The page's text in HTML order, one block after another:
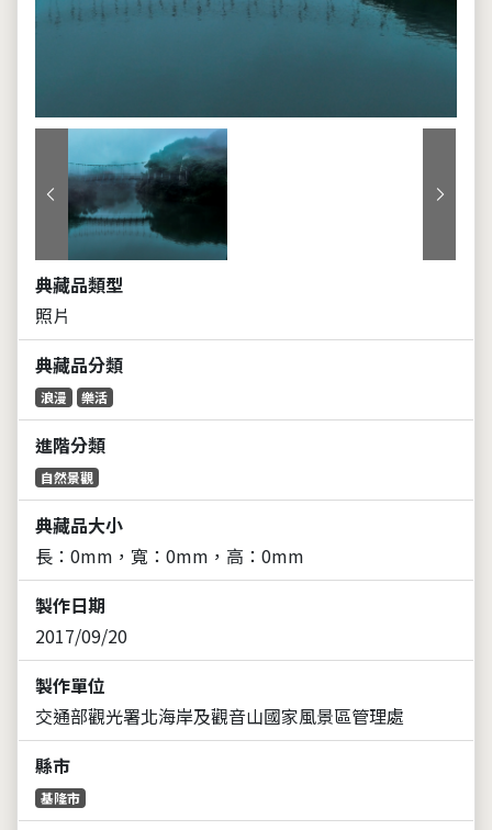
上一張 下一張
典藏品類型
照片
典藏品分類
浪漫 樂活
進階分類
自然景觀
典藏品大小
長：0mm，寬：0mm，高：0mm
製作日期
2017/09/20
製作單位
交通部觀光署北海岸及觀音山國家風景區管理處
縣市
基隆市